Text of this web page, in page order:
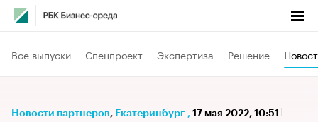
Все выпуски Спецпроект Экспертиза Решение
Новости партнеров⁠, Екатеринбург , 17 мая 2022, 10:51